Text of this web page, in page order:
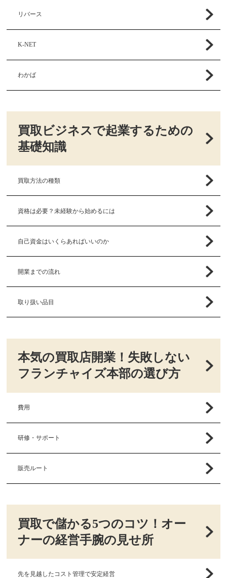
リバース
K-NET
わかば
買取ビジネスで起業するための
基礎知識
買取方法の種類
資格は必要？未経験から始めるには
自己資金はいくらあればいいのか
開業までの流れ
取り扱い品目
本気の買取店開業！失敗しない
フランチャイズ本部の選び方
費用
研修・サポート
販売ルート
買取で儲かる5つのコツ！オー
ナーの経営手腕の見せ所
先を見越したコスト管理で安定経営